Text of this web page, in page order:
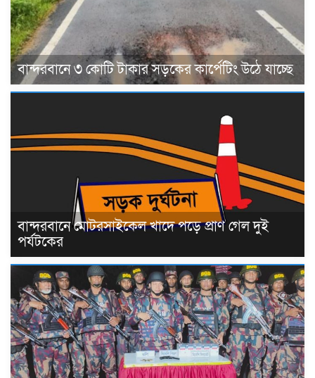
বান্দরবানে ৩ কোটি টাকার সড়কের কার্পেটিং উঠে যাচ্ছে
বান্দরবানে মোটরসাইকেল খাদে পড়ে প্রাণ গেল দুই
পর্যটকের